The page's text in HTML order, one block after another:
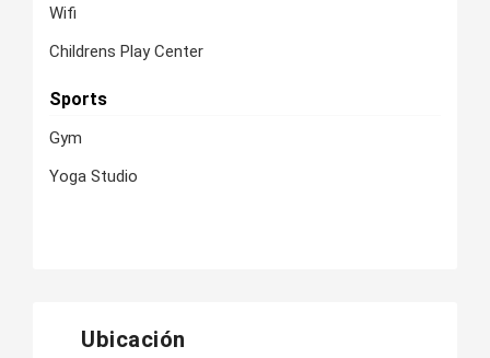
Wifi
Childrens Play Center
Sports
Gym
Yoga Studio
Ubicación